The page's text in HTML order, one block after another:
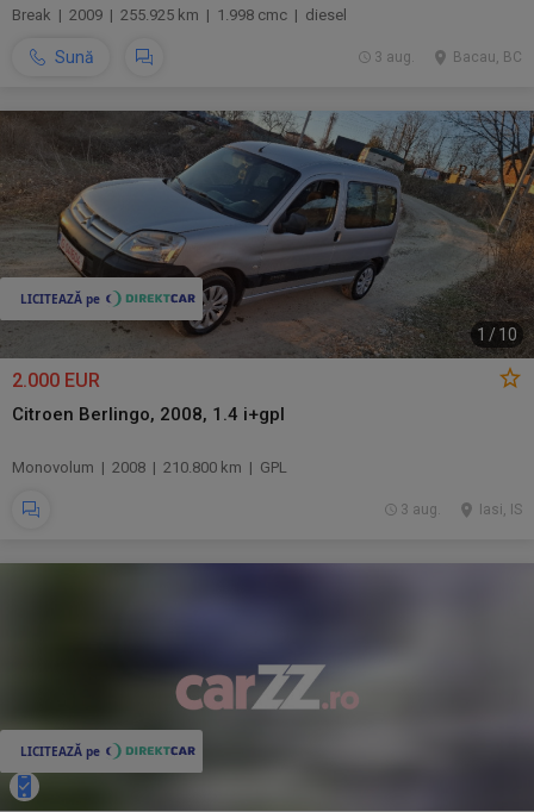
Break | 2009 | 255.925 km | 1.998 cmc | diesel
Sună Bacau, BC
3 aug.
1 /10
2.000 EUR
Citroen Berlingo, 2008, 1.4 i+gpl
Monovolum | 2008 | 210.800 km | GPL
Iasi, IS
3 aug.